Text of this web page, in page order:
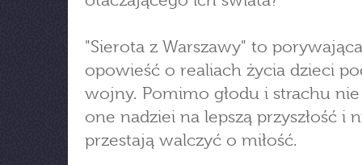
"Sierota z Warszawy" to porywająca
opowieść o realiach życia dzieci
wojny. Pomimo głodu i strachu
one nadziei na lepszą przyszłość i
przestają walczyć o miłość.